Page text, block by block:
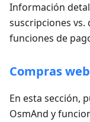
Información
suscripciones vs.
funciones de
Compras web
En esta sección,
OsmAnd y